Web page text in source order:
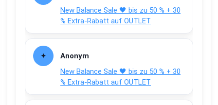
New Balance Sale 🖤 bis zu 50 % + 30
% Extra-Rabatt auf OUTLET
Anonym
New Balance Sale 🖤 bis zu 50 % + 30
% Extra-Rabatt auf OUTLET